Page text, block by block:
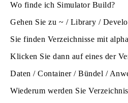
Wo finde ich Simulator Build?
Gehen Sie zu ~ / Library /
Sie finden Verzeichnisse mit
Klicken Sie dann auf eines der
Daten / Container / Bündel /
Wiederum werden Sie